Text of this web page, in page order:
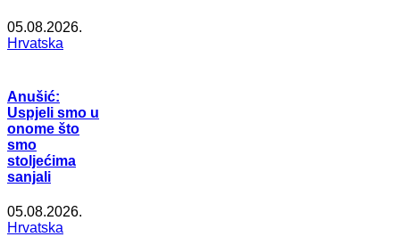
05.08.2026.
Hrvatska
Anušić:
Uspjeli smo u
onome što
smo
stoljećima
sanjali
05.08.2026.
Hrvatska